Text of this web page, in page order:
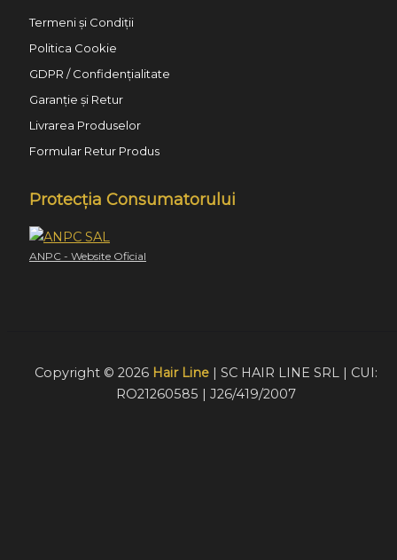
Termeni și Condiții
Politica Cookie
GDPR / Confidențialitate
Garanție și Retur
Livrarea Produselor
Formular Retur Produs
Protecția Consumatorului
ANPC - Website Oficial
Copyright © 2026 Hair Line| SC HAIR LINE SRL | CUI:
RO21260585 | J26/419/2007